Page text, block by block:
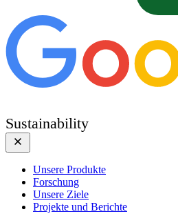
Sustainability
Unsere Produkte
Forschung
Unsere Ziele
Projekte und Berichte